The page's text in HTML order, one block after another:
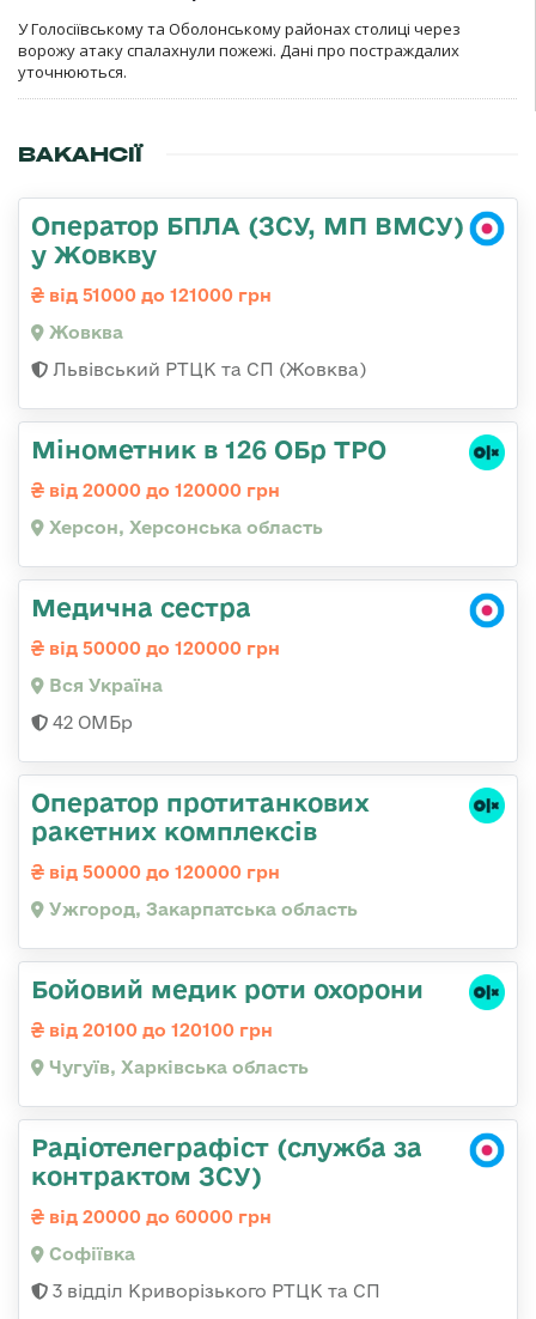
У Голосіївському та Оболонському районах столиці через
ворожу атаку спалахнули пожежі. Дані про постраждалих
уточнюються.
ВАКАНСІЇ
Оператор БПЛА (ЗСУ, МП ВМСУ)
у Жовкву
від 51000 до 121000 грн
Жовква
Львівський РТЦК та СП (Жовква)
Мінометник в 126 ОБр ТРО
від 20000 до 120000 грн
Херсон, Херсонська область
Медична сестра
від 50000 до 120000 грн
Вся Україна
42 ОМБр
Оператор протитанкових
ракетних комплексів
від 50000 до 120000 грн
Ужгород, Закарпатська область
Бойовий медик роти охорони
від 20100 до 120100 грн
Чугуїв, Харківська область
Радіотелеграфіст (служба за
контрактом ЗСУ)
від 20000 до 60000 грн
Софіївка
3 відділ Криворізького РТЦК та СП